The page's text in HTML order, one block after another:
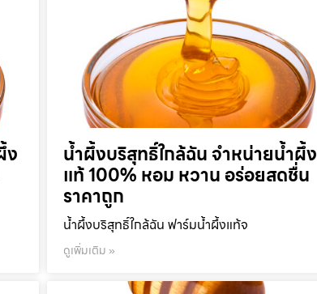
ง น้ำผึ้งบริสุทธิ์ใกล้ฉัน จำหน่ายน้ำผึ้ง
แท้ 100% หอม หวาน อร่อยสดชื่น
ราคาถูก
น้ำผึ้งบริสุทธิ์ใกล้ฉัน ฟาร์มน้ำผึ้งแท้จ
ดูเพิ่มเติม »